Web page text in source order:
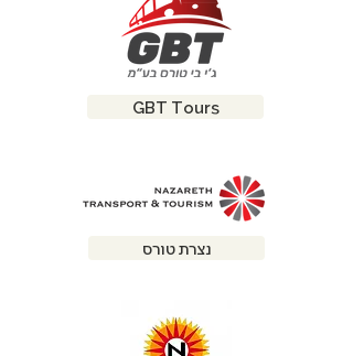
GBT Tours
נצרת טורס